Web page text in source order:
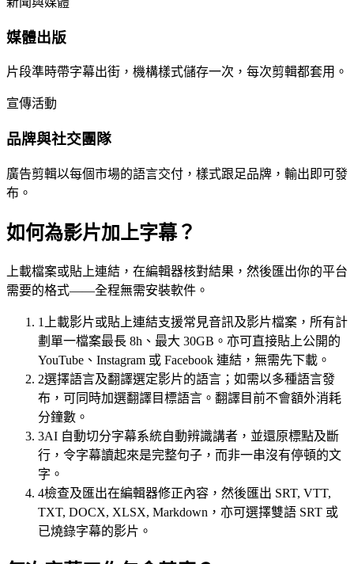
字幕軌
時間對齊 · 樣式範本
登入之後，你會見到這個儀表板。
你所做的每個改動都會即時儲存。
媒體出版
片段準時帶字幕出街，機構樣式儲存一次，每次剪輯都套用。
宣傳活動
品牌與社交團隊
廣告剪輯以每個市場的語言交付，樣式跟足品牌，輸出即可發
布。
如何為影片加上字幕？
上載檔案或貼上連結，在編輯器核對結果，然後匯出你的平台
需要的格式——全程無需安裝軟件。
1 上載影片或貼上連結支援常見音訊及影片檔案，所有計
劃單一檔案最長 8h、最大 30GB。亦可直接貼上公開的
YouTube、Instagram 或 Facebook 連結，無需先下載。
2選擇語言及翻譯選定影片的語言；如需以多種語言發
布，可同時加選翻譯目標語言。翻譯目前不會額外消耗
分鐘數。
3AI 自動切分字幕系統自動辨識講者，並還原標點及斷
行，令字幕讀起來是完整句子，而非一串沒有停頓的文
字。
4檢查及匯出在編輯器修正內容，然後匯出 SRT, VTT,
TXT, DOCX, XLSX, Markdown，亦可選擇雙語 SRT 或
已燒錄字幕的影片。